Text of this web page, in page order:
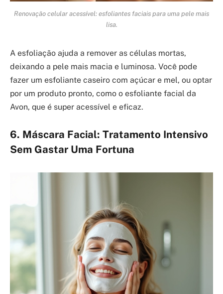
Renovação celular acessível: esfoliantes faciais para uma pele mais
lisa.
A esfoliação ajuda a remover as células mortas,
deixando a pele mais macia e luminosa. Você pode
fazer um esfoliante caseiro com açúcar e mel, ou optar
por um produto pronto, como o esfoliante facial da
Avon, que é super acessível e eficaz.
6. Máscara Facial: Tratamento Intensivo
Sem Gastar Uma Fortuna